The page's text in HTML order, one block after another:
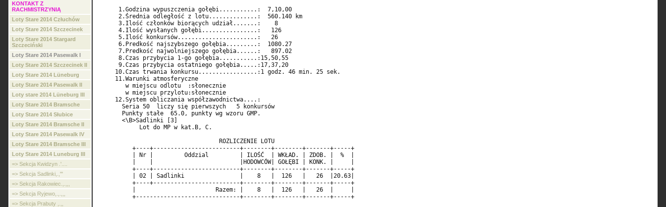
KONTAKT Z
RACHMISTRZYNIĄ
Loty Stare 2014 Człuchów
Loty Stare 2014 Szczecinek
Loty Stare 2014 Stargard
Szczeciński
Loty Stare 2014 Pasewalk I
Loty Stare 2014 Szczecinek II
Loty Stare 2014 Lüneburg
Loty Stare 2014 Pasewalk II
Loty stare 2014 Lüneburg III
Loty Stare 2014 Bramsche
Loty Stare 2014 Słubice
Loty Stare 2014 Bramsche II
Loty Stare 2014 Pasewalk IV
Loty Stare 2014 Bramsche III
Loty Stare 2014 Luneburg III
=> Sekcja Kwidzyn .'....
=> Sekcja Sadlinki,.,'''
=> Sekcja Rakowiec.,.,,,
=> Sekcja Ryjewo,.,.,,,
=> Sekcja Prabuty ,.,,
      1.Godzina wypuszczenia gołębi...........:  7,10,00
      2.Średnia odległość z lotu..............:  560.140 km
      3.Ilość członków biorących udział.......:    8
      4.Ilość wysłanych gołębi................:   126
      5.Ilość konkursów.......................:   26
      6.Predkość najszybszego gołębia.........:  1080.27
      7.Predkość najwolniejszego gołębia......:   897.02
      8.Czas przybycia 1-go gołębia...........:15,50,55
      9.Czas przybycia ostatniego gołębia.....:17,37,20
     10.Czas trwania konkursu.................:1 godz. 46 min. 25 sek.
     11.Warunki atmosferyczne
        w miejscu odlotu  :słonecznie
        w miejscu przylotu:słonecznie
     12.System obliczania współzawodnictwa....:
       Seria 50  liczy się pierwszych   5 konkursów
       Punkty stałe  65.0, punkty wg wzoru GMP.
       <\B>Sadlinki [3]
            Lot do MP w kat.B, C.
                                   ROZLICZENIE LOTU
          +----+-------------------------+--------+--------+-------+-----+
          | Nr |         Oddzial         | ILOŚĆ  | WKŁAD. | ZDOB. |  %  |
          |    |                         |HODOWCÓW| GOŁĘBI | KONK. |     |
          +----+-------------------------+--------+--------+-------+-----+
          | 02 | Sadlinki                |    8   |  126   |   26  |20.63|
          +----+-------------------------+--------+--------+-------+-----+
          |                       Razem: |    8   |  126   |   26  |     |
          +------------------------------+--------+--------+-------+-----+